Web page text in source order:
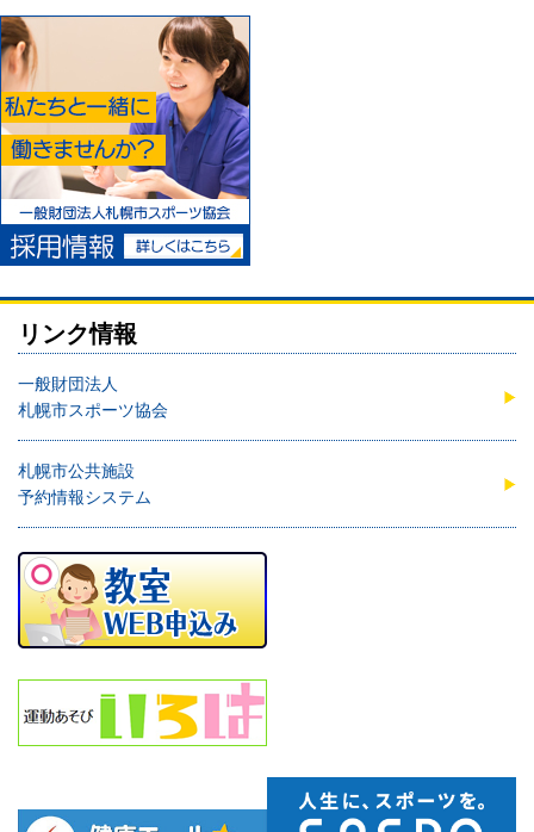
リンク情報
一般財団法人
札幌市スポーツ協会
札幌市公共施設
予約情報システム